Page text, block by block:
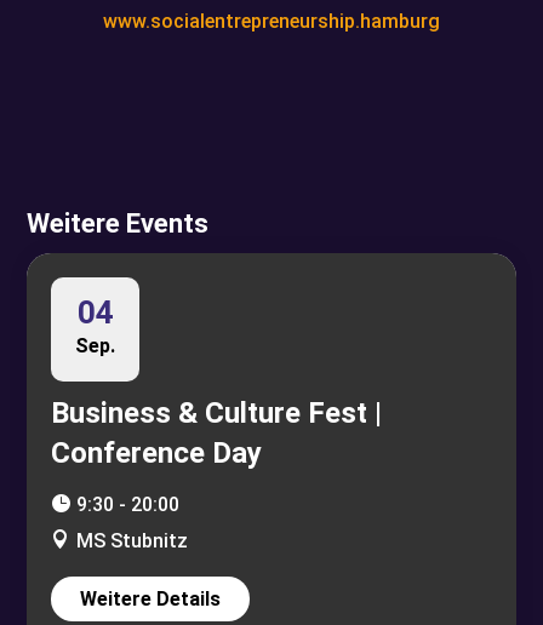
www.socialentrepreneurship.hamburg
Weitere Events
04
Sep.
Business & Culture Fest |
Conference Day
9:30 - 20:00
MS Stubnitz
Weitere Details